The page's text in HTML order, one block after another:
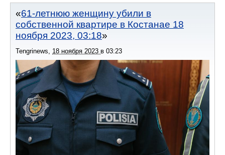
61-летнюю женщину убили в
собственной квартире в Костанае 18
ноября 2023, 03:18
Tengrinews, 18 ноября 2023 в 03:23